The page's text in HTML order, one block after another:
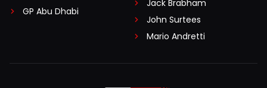
GP Abu Dhabi
Jack Brabham
John Surtees
Mario Andretti